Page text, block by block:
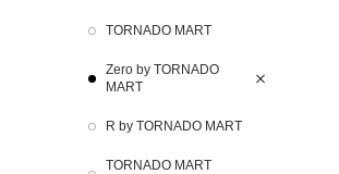
TORNADO MART
Zero by TORNADO
MART
R by TORNADO MART
TORNADO MART